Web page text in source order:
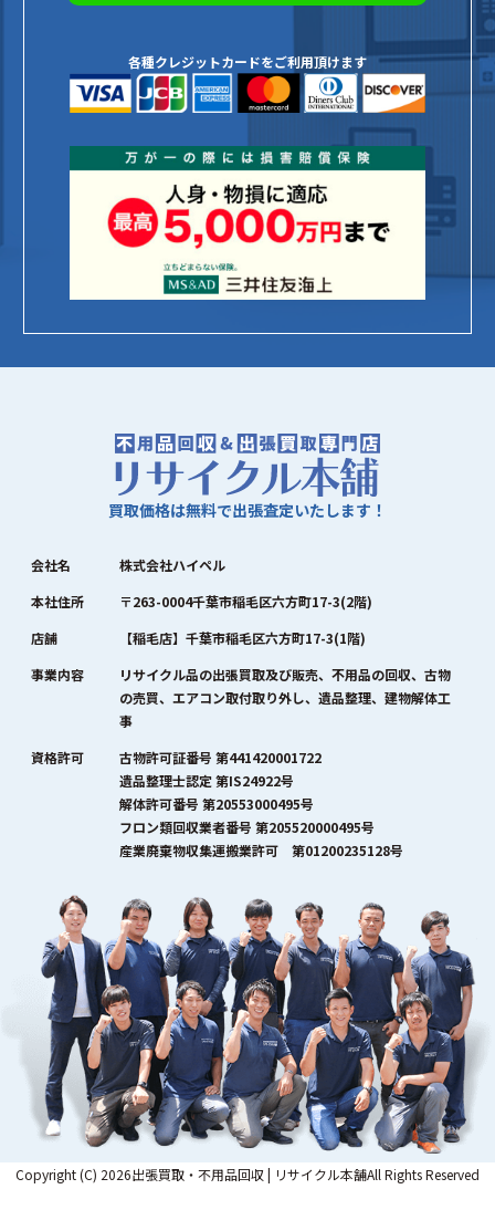
各種クレジットカードをご利用頂けます
買取価格は無料で出張査定いたします！
会社名
株式会社ハイペル
本社住所
〒263-0004千葉市稲毛区六方町17-3(2階)
店舗
【稲毛店】千葉市稲毛区六方町17-3(1階)
事業内容
リサイクル品の出張買取及び販売、不用品の回収、古物
の売買、エアコン取付取り外し、遺品整理、建物解体工
事
資格許可
古物許可証番号 第441420001722
遺品整理士認定 第IS24922号
解体許可番号 第20553000495号
フロン類回収業者番号 第205520000495号
産業廃棄物収集運搬業許可 第01200235128号
Copyright (C) 2026出張買取・不用品回収 | リサイクル本舗All Rights Reserved